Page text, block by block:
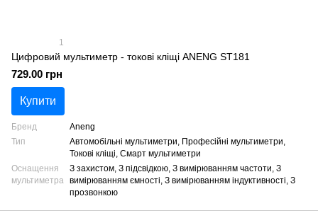
1
Цифровий мультиметр - токові кліщі ANENG ST181
729.00 грн
Купити
Бренд
Aneng
Тип
Автомобільні мультиметри, Професійні мультиметри,
Токові кліщі, Смарт мультиметри
Оснащення
мультиметра
З захистом, З підсвідкою, З вимірюванням частоти, З
вимірюванням ємності, З вимірюванням індуктивності, З
прозвонкою